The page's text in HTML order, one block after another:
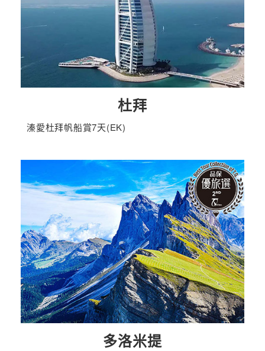
杜拜
溱愛杜拜帆船賞7天(EK)
多洛米提